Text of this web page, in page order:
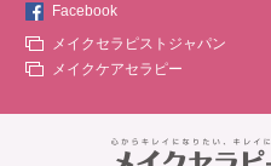
Facebook
メイクセラピストジャパン
メイクケアセラピー